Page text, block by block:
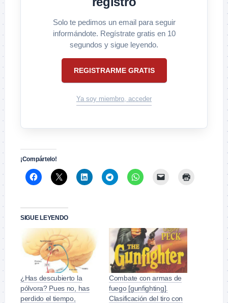
Solo te pedimos un email para seguir
informándote. Regístrate gratis en 10
segundos y sigue leyendo.
REGISTRARME GRATIS
Ya soy miembro, acceder
¡Compártelo!
SIGUE LEYENDO
¿Has descubierto la
pólvora? Pues no, has
perdido el tiempo,
Combate con armas de
fuego [gunfighting].
Clasificación del tiro con